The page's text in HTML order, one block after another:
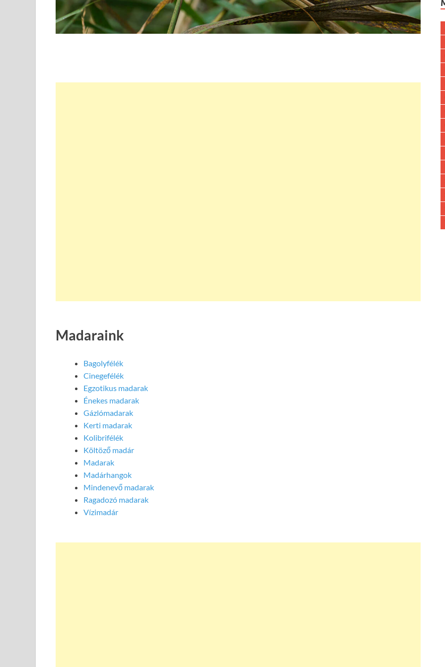
Madaraink
Bagolyfélék
Cinegefélék
Egzotikus madarak
Énekes madarak
Gázlómadarak
Kerti madarak
Kolibrifélék
Költöző madár
Madarak
Madárhangok
Mindenevő madarak
Ragadozó madarak
Vízimadár